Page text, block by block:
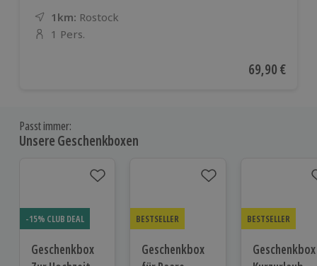
1km: Entfernung
Standort
Rostock
Anzahl der Teilnehmer
1 Pers.
Aktueller
69,90 €
Passt immer:
Unsere Geschenkboxen
-15% CLUB DEAL
Geschenkbox
BESTSELLER
Geschenkbox
BESTSELLER
Geschenkbox